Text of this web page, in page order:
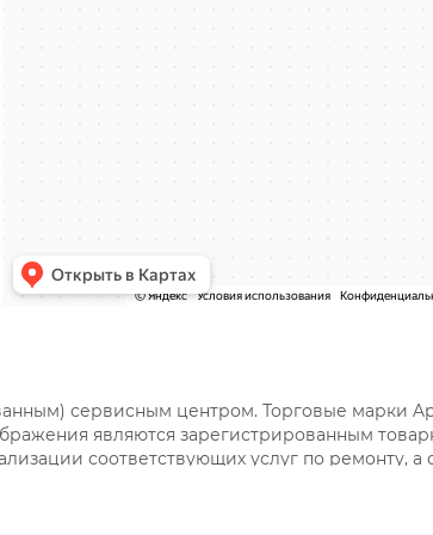
сервисным центром. Торговые марки
являются зарегистрированным
соответствующих услуг по ремонту, а